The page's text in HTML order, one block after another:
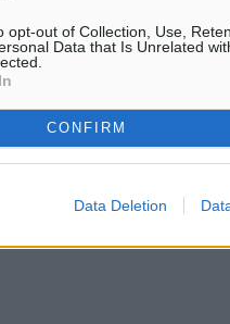
opt-out of Collection, Use,
Data that Is Unrelated
CONFIRM
Data Deletion
ΕΠΙΣΗΣ
Νέες ταυτότητες: Ποιοι πρέπει